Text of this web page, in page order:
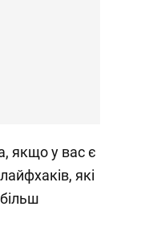
якщо у вас є
які